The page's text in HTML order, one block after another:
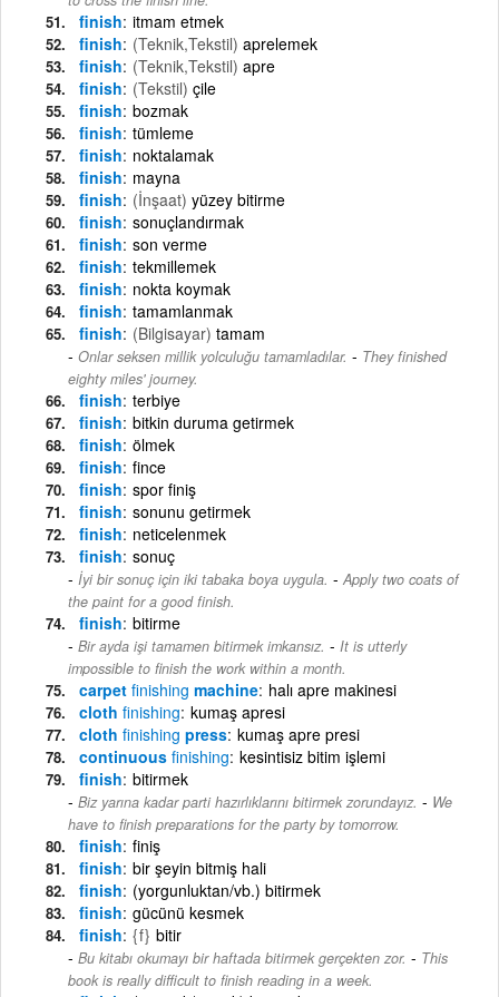
finish itmam etmek
finish (Teknik,Tekstil) aprelemek
finish (Teknik,Tekstil) apre
finish (Tekstil) çile
finish bozmak
finish tümleme
finish noktalamak
finish mayna
finish (İnşaat) yüzey bitirme
finish sonuçlandırmak
finish son verme
finish tekmillemek
finish nokta koymak
finish tamamlanmak
finish (Bilgisayar) tamam
Onlar seksen millik yolculuğu tamamladılar. - They finished
eighty miles' journey.
finish terbiye
finish bitkin duruma getirmek
finish ölmek
finish fince
finish spor finiş
finish sonunu getirmek
finish neticelenmek
finish sonuç
İyi bir sonuç için iki tabaka boya uygula. - Apply two coats of
the paint for a good finish.
finish bitirme
Bir ayda işi tamamen bitirmek imkansız. - It is utterly
impossible to finish the work within a month.
carpet finishing machine halı apre makinesi
cloth finishing kumaş apresi
cloth finishing press kumaş apre presi
continuous finishing kesintisiz bitim işlemi
finish bitirmek
Biz yarına kadar parti hazırlıklarını bitirmek zorundayız. - We
have to finish preparations for the party by tomorrow.
finish finiş
finish bir şeyin bitmiş hali
finish (yorgunluktan/vb.) bitirmek
finish gücünü kesmek
finish {f} bitir
Bu kitabı okumayı bir haftada bitirmek gerçekten zor. - This
book is really difficult to finish reading in a week.